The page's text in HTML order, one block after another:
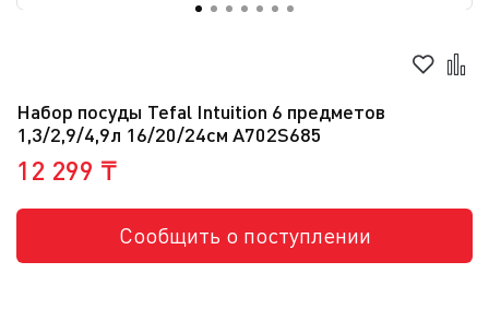
Набор посуды Tefal Intuition 6 предметов
1,3/2,9/4,9л 16/20/24см A702S685
12 299 ₸
Сообщить о поступлении